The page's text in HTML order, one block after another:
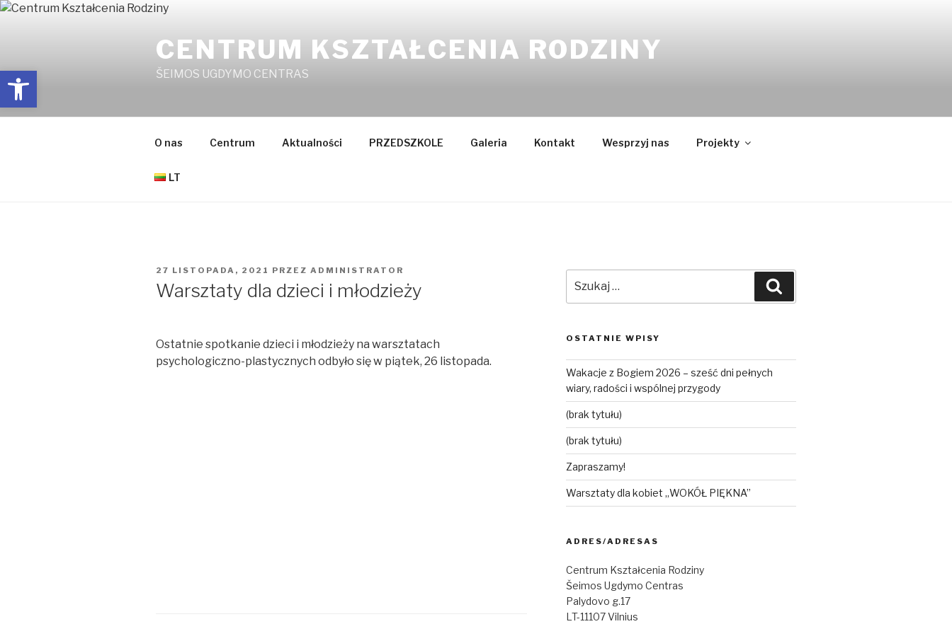
Przejdź
CENTRUM KSZTAŁCENIA RODZINY
ŠEIMOS UGDYMO CENTRAS
O nas Centrum Aktualności PRZEDSZKOLE Galeria Kontakt Wesprzyj nas Projekty
LT
OPUBLIKOWANE
W
27 LISTOPADA, 2021 PRZEZ ADMINISTRATOR
Warsztaty dla dzieci i młodzieży
Ostatnie spotkanie dzieci i młodzieży na warsztatach
psychologiczno-plastycznych odbyło się w piątek, 26 listopada.
OSTATNIE WPISY
Wakacje z Bogiem 2026 – sześć dni pełnych
wiary, radości i wspólnej przygody
(brak tytułu)
(brak tytułu)
Zapraszamy!
Warsztaty dla kobiet „WOKÓŁ PIĘKNA”
ADRES/ADRESAS
Centrum Kształcenia Rodziny
Šeimos Ugdymo Centras
Palydovo g.17
LT-11107 Vilnius
Open toolbar